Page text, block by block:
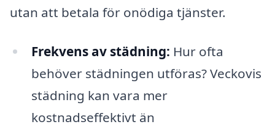
utan att betala för onödiga tjänster.
Frekvens av städning: Hur ofta
behöver städningen utföras? Veckovis
städning kan vara mer
kostnadseffektivt än